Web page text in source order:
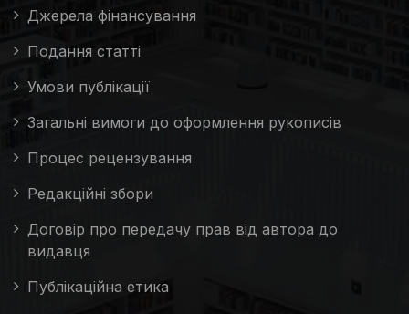
Джерела фінансування
Подання статті
Умови публікації
Загальні вимоги до оформлення рукописів
Процес рецензування
Редакційні збори
Договір про передачу прав від автора до
видавця
Публікаційна етика